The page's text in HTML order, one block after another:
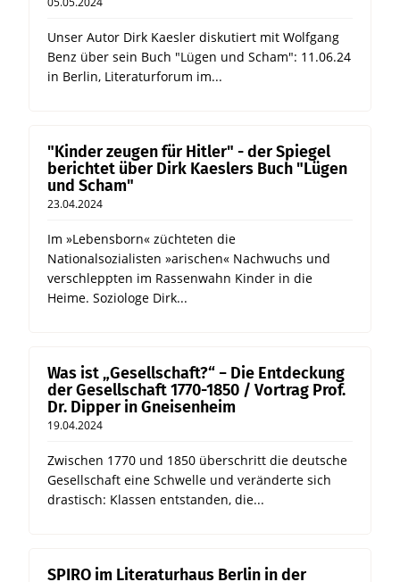
Unser Autor Dirk Kaesler diskutiert mit Wolfgang
Benz über sein Buch "Lügen und Scham": 11.06.24
in Berlin, Literaturforum im...
"Kinder zeugen für Hitler" - der Spiegel
berichtet über Dirk Kaeslers Buch "Lügen
und Scham"
23.04.2024
Im »Lebensborn« züchteten die
Nationalsozialisten »arischen« Nachwuchs und
verschleppten im Rassenwahn Kinder in die
Heime. Soziologe Dirk...
Was ist „Gesellschaft?“ − Die Entdeckung
der Gesellschaft 1770-1850 / Vortrag Prof.
Dr. Dipper in Gneisenheim
19.04.2024
Zwischen 1770 und 1850 überschritt die deutsche
Gesellschaft eine Schwelle und veränderte sich
drastisch: Klassen entstanden, die...
SPIRO im Literaturhaus Berlin in der